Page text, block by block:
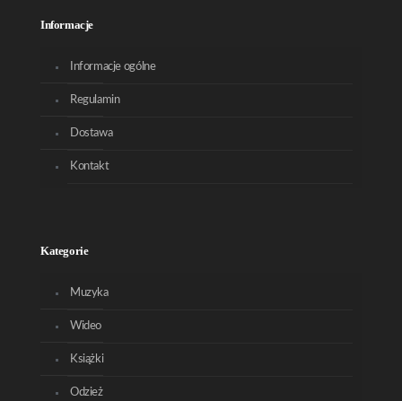
Informacje
Informacje ogólne
Regulamin
Dostawa
Kontakt
Kategorie
Muzyka
Wideo
Książki
Odzież